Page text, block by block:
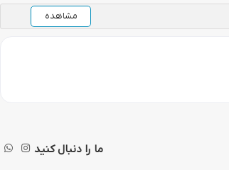
مشاهده
ما را دنبال کنید